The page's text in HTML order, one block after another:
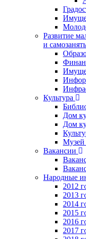
Развитие
и
Культура
Дом
Дом
Музей
Вакансии
Народные
2012
2013
2014
2015
2016
2017